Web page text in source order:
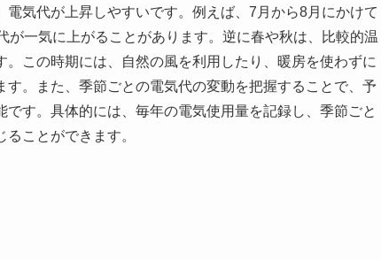
気代が上昇しやすいです。例えば、7月から8月にかけて
一気に上がることがあります。逆に春や秋は、比較的温
この時期には、自然の風を利用したり、暖房を使わずに
。また、季節ごとの電気代の変動を把握することで、予
す。具体的には、毎年の電気使用量を記録し、季節ごと
ことができます。